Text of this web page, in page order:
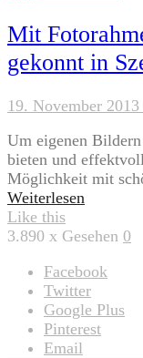
Mit
gekonnt in
19. November 2013
Um eigenen
bieten und
Möglichkeit mit
Weiterlesen
Like this
3.890 x Gesehen 0
Facebook
Twitter
Google Plus
Pinterest
Email